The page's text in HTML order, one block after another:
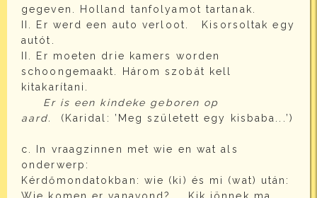
gegeven. Holland tanfolyamot tartanak.
II. Er werd een auto verloot. Kisorsoltak egy
autót.
II. Er moeten drie kamers worden
schoongemaakt. Három szobát kell
kitakarítani.
Er is een kindeke geboren op
aard.
(Karidal: ’Meg született egy kisbaba...’)
c. In vraagzinnen met wie en wat als
onderwerp:
Kérdőmondatokban: wie (ki) és mi (wat) után:
Wie komen er vanavond? Kik jönnek ma